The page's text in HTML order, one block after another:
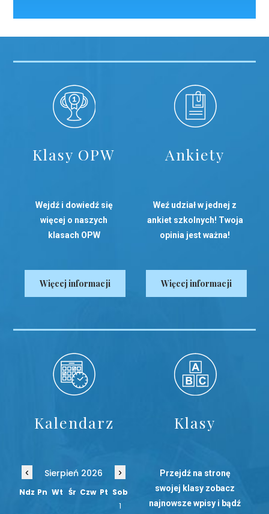
Klasy OPW
Wejdź i dowiedź się
więcej o naszych
klasach OPW
Więcej informacji
Ankiety
Weź udział w jednej z
ankiet szkolnych! Twoja
opinia jest ważna!
Więcej informacji
Kalendarz
‹ Sierpień 2026 ›
Ndz Pn Wt Śr Czw Pt Sob
1
Klasy
Przejdź na stronę
swojej klasy zobacz
najnowsze wpisy i bądź